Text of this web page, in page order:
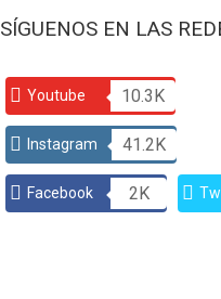
SÍGUENOS EN LAS
Youtube 10.3K
Instagram 41.2K
Facebook 2K